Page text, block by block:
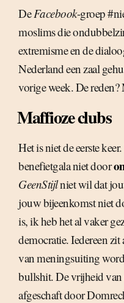
DeFacebook-groep
moslims die
extremisme en de
Nederland een zaal
vorige week. De reden?
Maffioze clubs
Het is niet de eerste
benefietgala niet door
GeenStijlniet wil dat
jouw bijeenkomst niet
is, ik heb het al vaker
democratie. Iedereen
van meningsuiting
bullshit. De vrijheid
afgeschaft door